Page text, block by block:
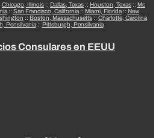
Chicago, Illinois :: Dallas, Texas :: Houston, Texas :: Mc
:: San Francisco, California:: Miami, Florida:: New
:: Boston, Massachusetts :: Charlotte, Carolina
Pensilvania:: Pittsburgh, Pensilvania
Consulares en EEUU